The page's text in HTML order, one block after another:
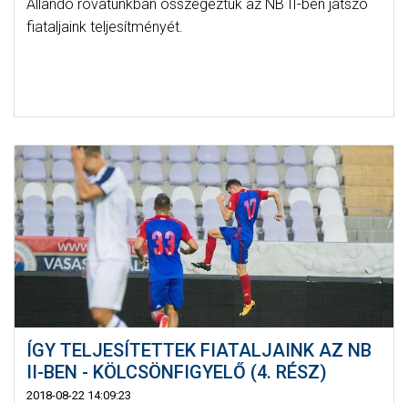
Állandó rovatunkban összegeztük az NB II-ben játszó
fiataljaink teljesítményét.
ÍGY TELJESÍTETTEK FIATALJAINK AZ NB
II-BEN - KÖLCSÖNFIGYELŐ (4. RÉSZ)
2018-08-22 14:09:23